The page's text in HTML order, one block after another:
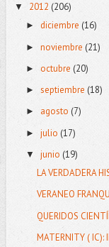
▼ 2012 (206)
► diciembre (16)
► noviembre (21)
► octubre (20)
► septiembre (18)
► agosto (7)
► julio (17)
▼ junio (19)
LA VERDADERA
VERANEO
QUERIDOS
MATERNITY ( IC):